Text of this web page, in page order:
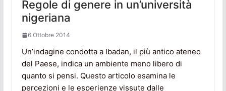
Regole di genere in un’università
nigeriana
6 Ottobre 2014
Un’indagine condotta a Ibadan, il più antico ateneo
del Paese, indica un ambiente meno libero di
quanto si pensi. Questo articolo esamina le
percezioni e le esperienze vissute dalle